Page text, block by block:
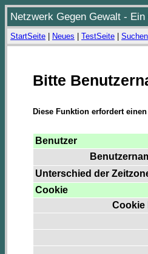
Netzwerk Gegen Gewalt -
StartSeite Neues TestSeite Suchen
Bitte
Diese Funktion erfordert
Benutzer
Unterschied der
Cookie
Cookie